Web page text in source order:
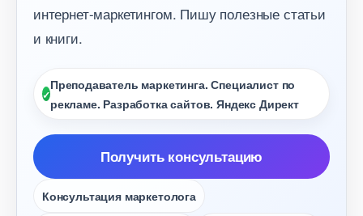
интернет-маркетингом. Пишу полезные статьи
и книги.
Преподаватель маркетинга. Специалист по
рекламе. Разработка сайтов. Яндекс Директ
Получить консультацию
Консультация маркетолога